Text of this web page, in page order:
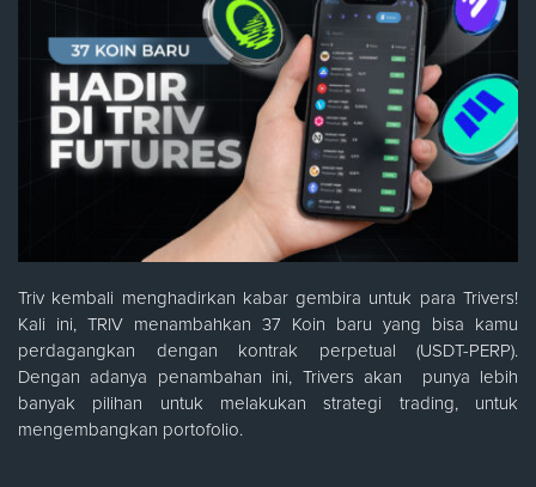
Triv kembali menghadirkan kabar gembira untuk para Trivers!
Kali ini, TRIV menambahkan 37 Koin baru yang bisa kamu
perdagangkan dengan kontrak perpetual (USDT-PERP).
Dengan adanya penambahan ini, Trivers akan punya lebih
banyak pilihan untuk melakukan strategi trading, untuk
mengembangkan portofolio.